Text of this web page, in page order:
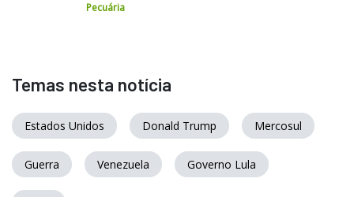
Pecuária
Temas nesta notícia
Estados Unidos Donald Trump Mercosul
Guerra Venezuela Governo Lula